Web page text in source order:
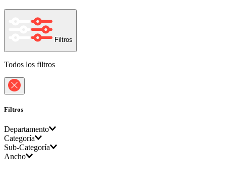
Filtros
Todos los filtros
Filtros
Departamento
Vehículo
Categoría
Llantas
Sub-Categoría
Ancho